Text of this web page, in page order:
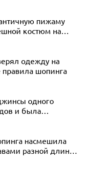
пижаму
костюм на
одежду на
шопинга
одного
и была
насмешила
разной длины:
часы»